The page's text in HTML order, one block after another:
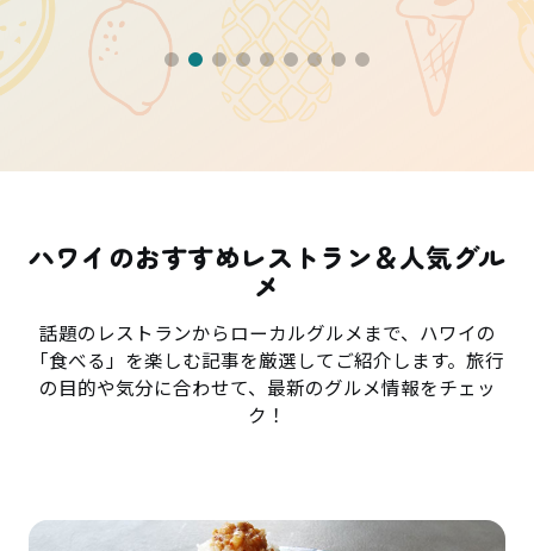
ハワイのおすすめレストラン＆人気グル
メ
話題のレストランからローカルグルメまで、ハワイの
「食べる」を楽しむ記事を厳選してご紹介します。旅行
の目的や気分に合わせて、最新のグルメ情報をチェッ
ク！